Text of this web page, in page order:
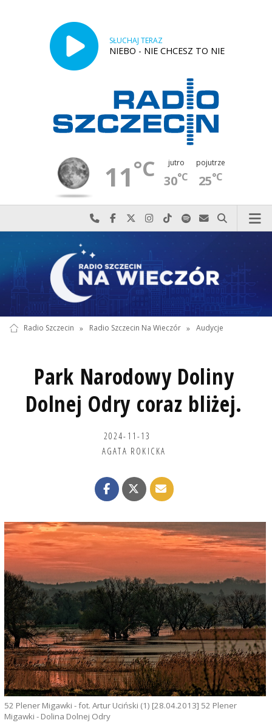
SŁUCHAJ TERAZ
NIEBO - NIE CHCESZ TO NIE
11°C jutro
30°C
pojutrze
25°C
Najlepiej po prostu do nas zadzwoń
Odwiedź nas na Facebook-u
Odwiedź nas na X
Odwiedź nas na Instagram-ie
Odwiedź nas na TikTok-u
Szukaj nas na Spotify
Wyślij do nas
Szukaj
Radio Szczecin » Radio Szczecin Na Wieczór » Audycje
Park Narodowy Doliny
Dolnej Odry coraz bliżej.
2024-11-13
AGATA ROKICKA
52 Plener Migawki - fot. Artur Uciński (1) [28.04.2013] 52 Plener
Migawki - Dolina Dolnej Odry